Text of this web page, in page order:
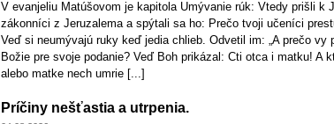
V evanjeliu Matúšovom je kapitola Umývanie rúk: Vtedy prišli k
zákonníci z Jeruzalema a spýtali sa ho: Prečo tvoji učeníci
Veď si neumývajú ruky keď jedia chlieb. Odvetil im: „A prečo vy
Božie pre svoje podanie? Veď Boh prikázal: Cti otca i matku! A
alebo matke nech umrie [...]
Príčiny nešťastia a utrpenia.